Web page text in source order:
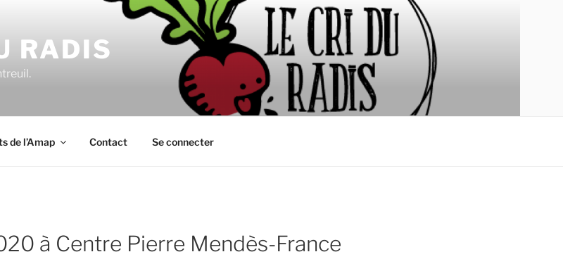
RADIS
de l’Amap Contact Se connecter
à Centre Pierre Mendès-France